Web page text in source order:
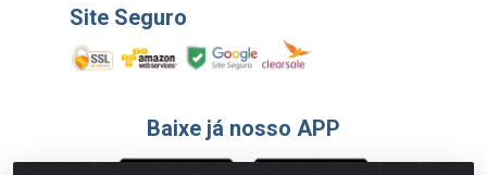
Site Seguro
Baixe já nosso APP